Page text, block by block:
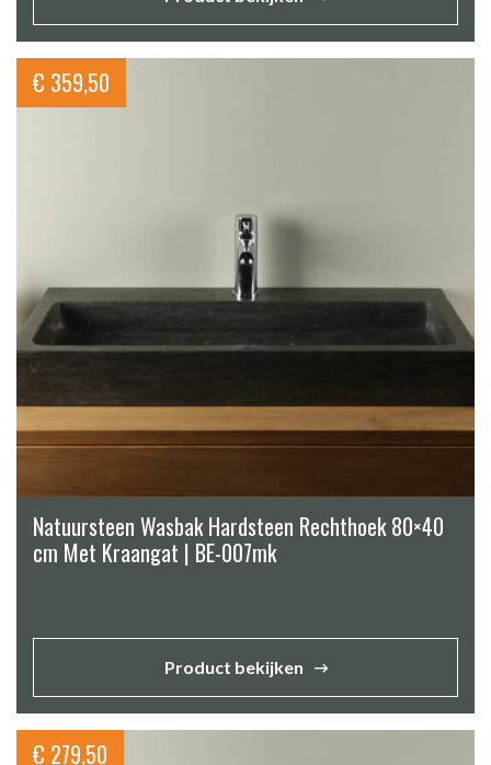
€ 359,50
Natuursteen Wasbak Hardsteen Rechthoek 80×40
cm Met Kraangat | BE-007mk
Product bekijken
€ 279,50